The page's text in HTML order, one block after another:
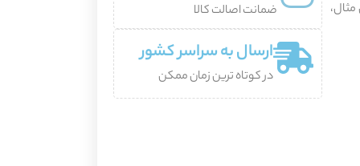
ضمانت اصالت کالا
ارسال به سراسر کشور
در کوتاه ترین زمان ممکن